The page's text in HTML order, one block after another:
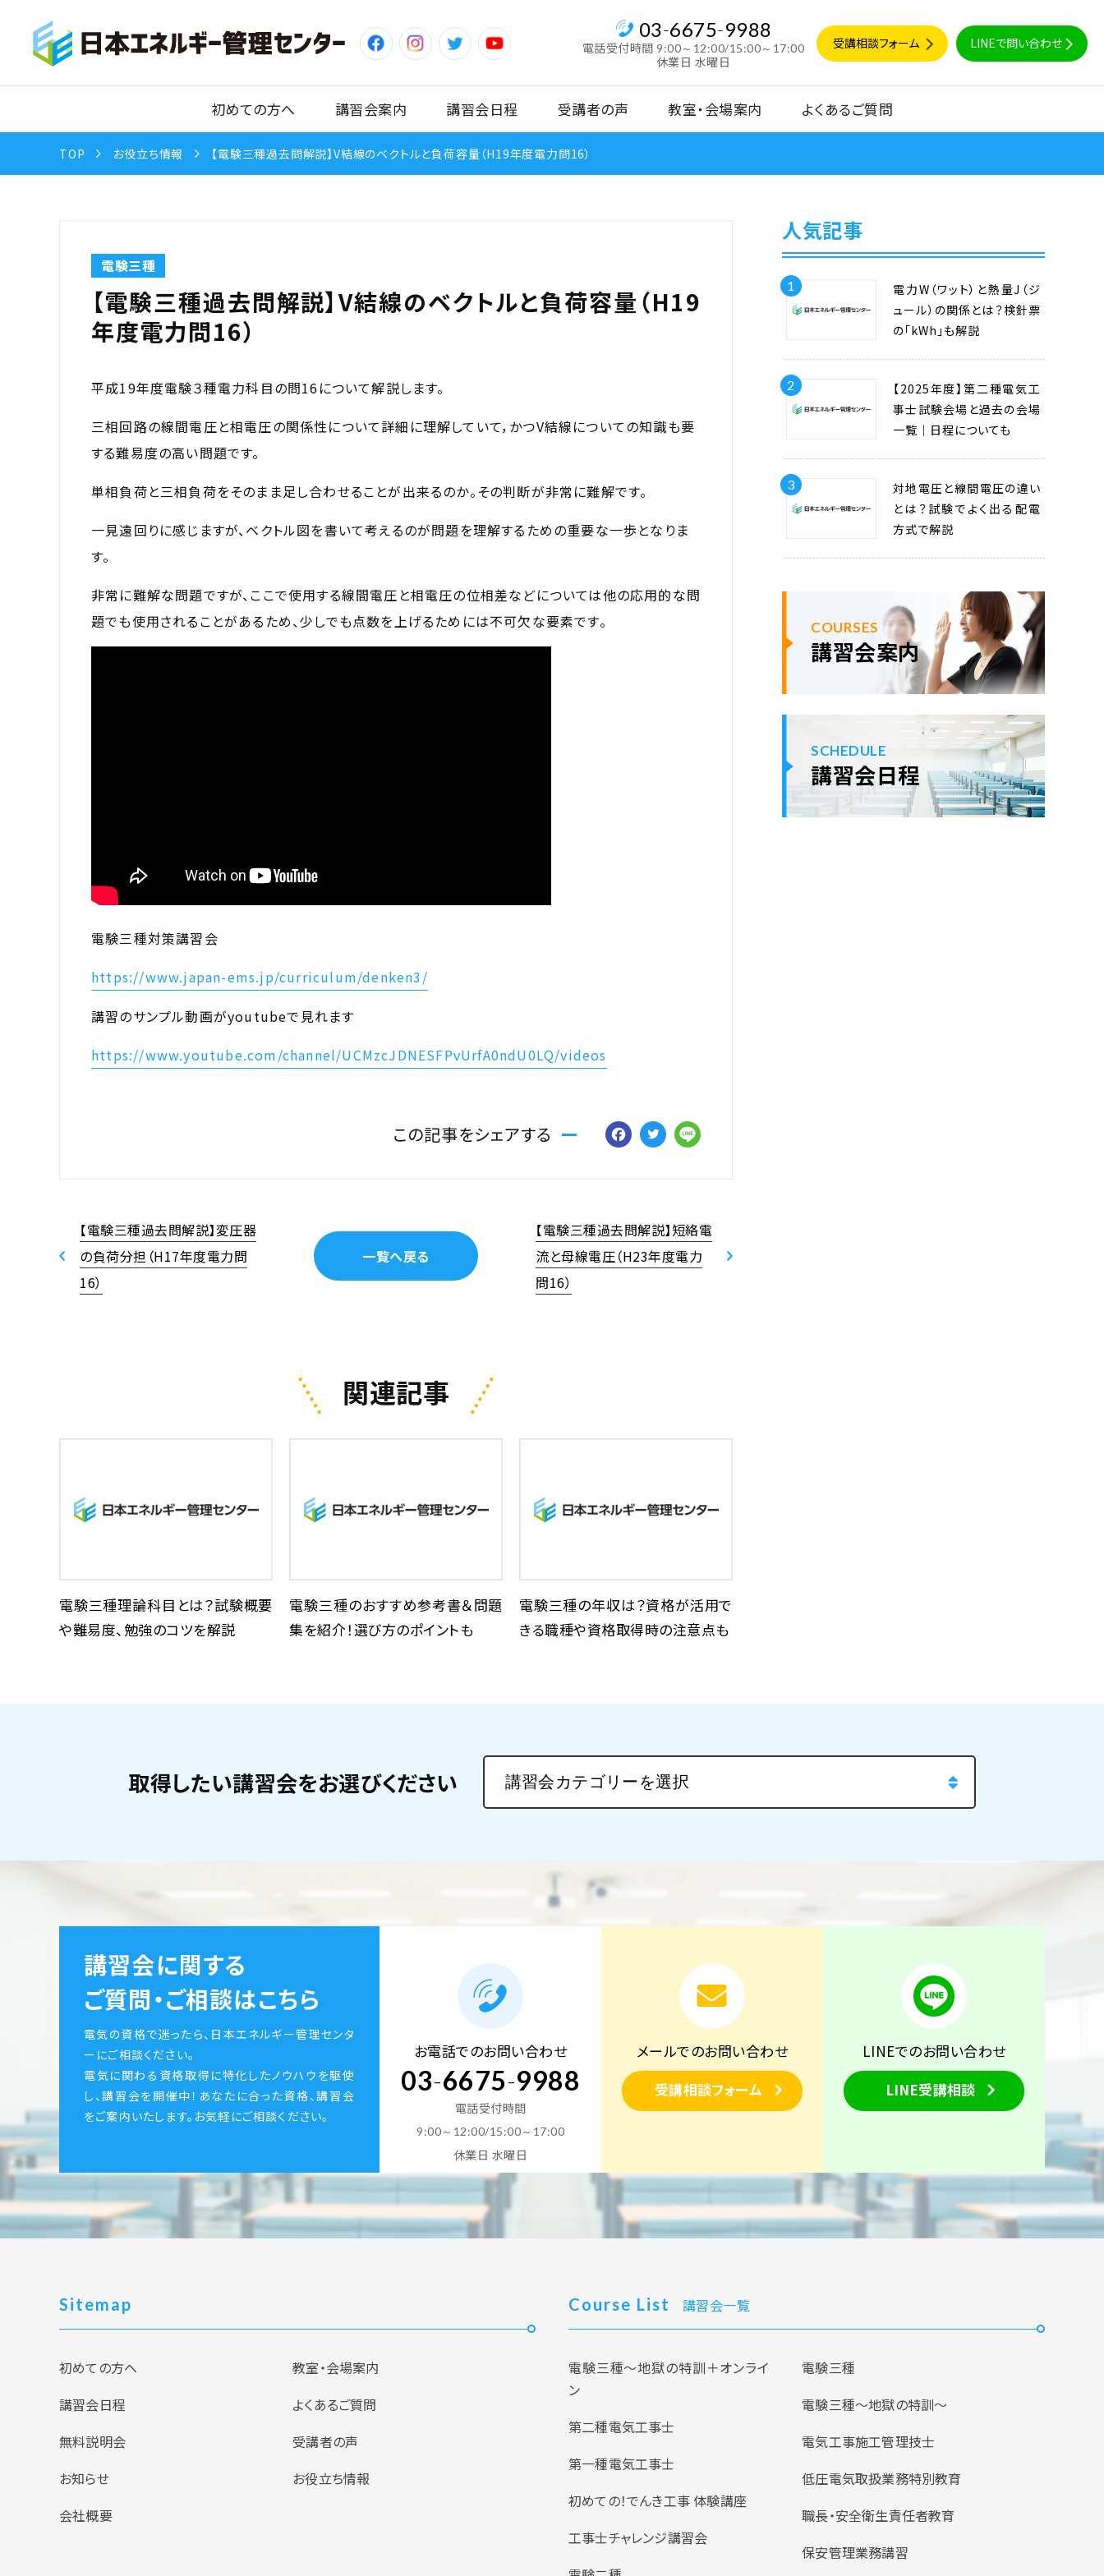
03-6675-9988
電話受付時間 9:00～12:00/15:00～17:00
休業日 水曜日
受講相談フォーム LINEで問い合わせ
初めての方へ 講習会案内 講習会日程 受講者の声 教室・会場案内 よくあるご質問
TOP お役立ち情報 【電験三種過去問解説】V結線のベクトルと負荷容量（H19年度電力問16）
電験三種
【電験三種過去問解説】V結線のベクトルと負荷容量（H19
年度電力問16）
平成19年度電験３種電力科目の問16について解説します。
三相回路の線間電圧と相電圧の関係性について詳細に理解していて，かつV結線についての知識も要
する難易度の高い問題です。
単相負荷と三相負荷をそのまま足し合わせることが出来るのか。その判断が非常に難解です。
一見遠回りに感じますが、ベクトル図を書いて考えるのが問題を理解するための重要な一歩となりま
す。
非常に難解な問題ですが、ここで使用する線間電圧と相電圧の位相差などについては他の応用的な問
題でも使用されることがあるため、少しでも点数を上げるためには不可欠な要素です。
電験三種対策講習会
https://www.japan-ems.jp/curriculum/denken3/
講習のサンプル動画がyoutubeで見れます
https://www.youtube.com/channel/UCMzcJDNESFPvUrfA0ndU0LQ/videos
この記事をシェアする Facebook
Twitter
【電験三種過去問解説】変圧器
の負荷分担（H17年度電力問
16）
一覧へ戻る
【電験三種過去問解説】短絡電
流と母線電圧（H23年度電力
問16）
関連記事
電験三種理論科目とは？試験概要
や難易度、勉強のコツを解説
電験三種のおすすめ参考書＆問題
集を紹介！選び方のポイントも
電験三種の年収は？資格が活用で
きる職種や資格取得時の注意点も
人気記事
1
電力W（ワット）と熱量J（ジ
ュール）の関係とは？検針票
の「kWh」も解説
2
【2025年度】第二種電気工
事士試験会場と過去の会場
一覧｜日程についても
3
対地電圧と線間電圧の違い
とは？試験でよく出る配電
方式で解説
COURSES
講習会案内
SCHEDULE
講習会日程
取得したい講習会をお選びください
講習会に関する
ご質問・ご相談はこちら
電気の資格で迷ったら、日本エネルギー管理センタ
ーにご相談ください。
電気に関わる資格取得に特化したノウハウを駆使
し、講習会を開催中！あなたに合った資格、講習会
をご案内いたします。お気軽にご相談ください。
お電話でのお問い合わせ
03-6675-9988
電話受付時間
9:00～12:00/15:00～17:00
休業日 水曜日
メールでのお問い合わせ
受講相談フォーム
LINEでのお問い合わせ
LINE受講相談
Sitemap
初めての方へ
教室・会場案内
講習会日程
よくあるご質問
無料説明会
受講者の声
お知らせ
お役立ち情報
会社概要
Course List 講習会一覧
電験三種～地獄の特訓＋オンライ
ン
第二種電気工事士
第一種電気工事士
初めての！でんき工事 体験講座
工事士チャレンジ講習会
電験三種
電験三種〜地獄の特訓〜
電気工事施工管理技士
低圧電気取扱業務特別教育
職長・安全衛生責任者教育
保安管理業務講習